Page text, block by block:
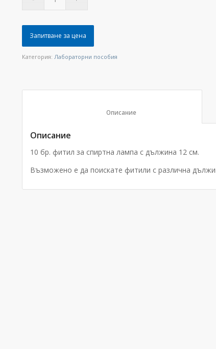
Запитване за цена
Категория: Лабораторни пособия
Описание
10 бр. фитил за спиртна лампа с дължина 12 см.
Възможено е да поискате фитили с различна